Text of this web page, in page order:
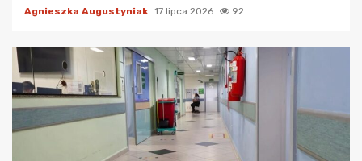
Agnieszka Augustyniak 17 lipca 2026 92